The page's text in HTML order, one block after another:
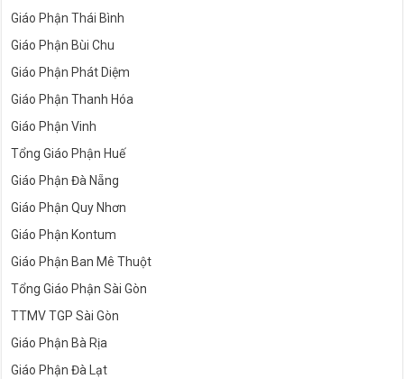
Giáo Phận Thái Bình
Giáo Phận Bùi Chu
Giáo Phận Phát Diệm
Giáo Phận Thanh Hóa
Giáo Phận Vinh
Tổng Giáo Phận Huế
Giáo Phận Đà Nẵng
Giáo Phận Quy Nhơn
Giáo Phận Kontum
Giáo Phận Ban Mê Thuột
Tổng Giáo Phận Sài Gòn
TTMV TGP Sài Gòn
Giáo Phận Bà Rịa
Giáo Phận Đà Lạt